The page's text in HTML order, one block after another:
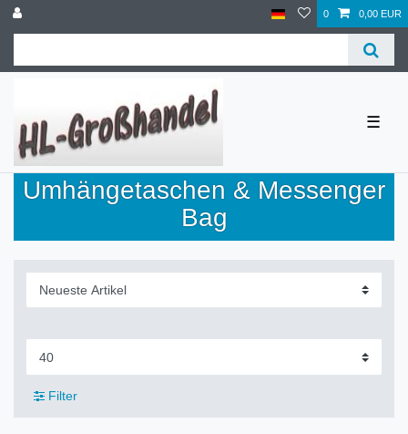
0 0,00 EUR
☰
Umhängetaschen & Messenger
Bag
Filter